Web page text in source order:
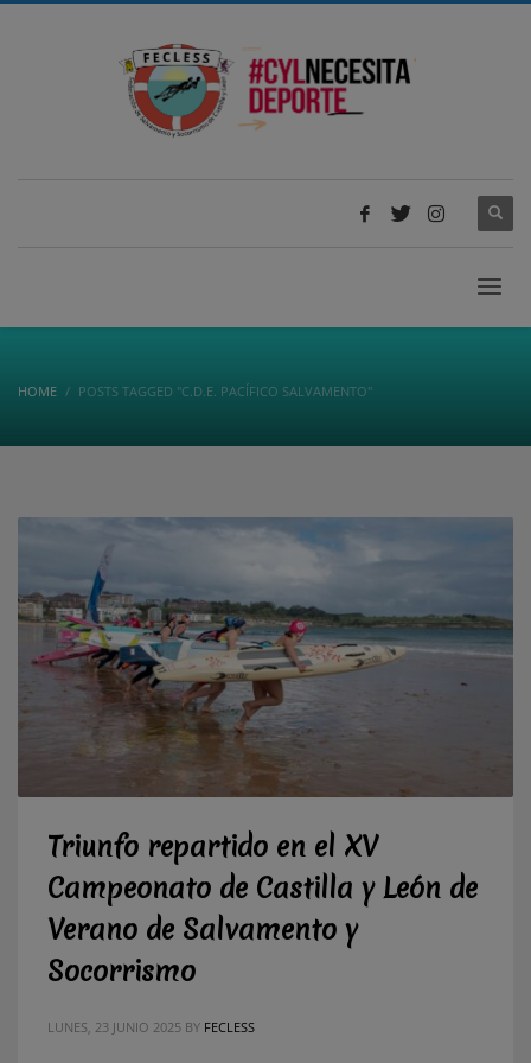
HOME POSTS TAGGED "C.D.E. PACÍFICO SALVAMENTO"
Triunfo repartido en el XV
Campeonato de Castilla y León de
Verano de Salvamento y
Socorrismo
LUNES, 23 JUNIO 2025 BY FECLESS